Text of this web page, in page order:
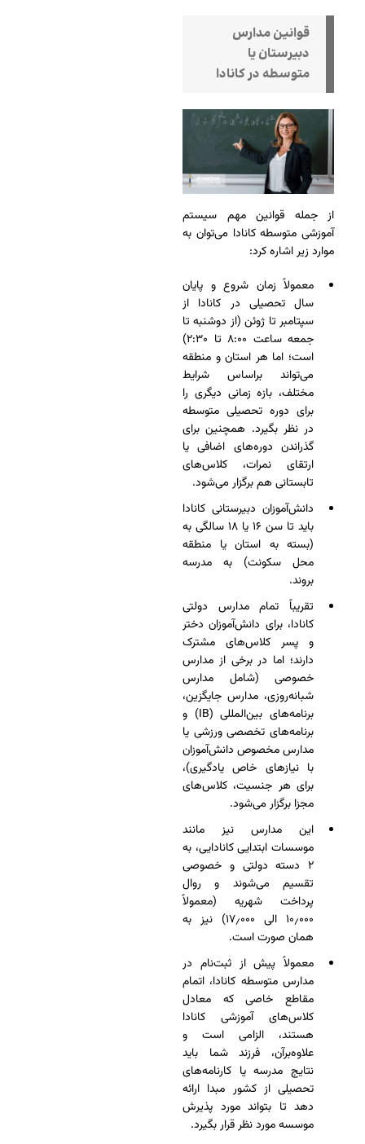
قوانین مدارس
دبیرستان یا
متوسطه در کانادا
از جمله قوانین مهم سیستم
آموزشی متوسطه کانادا می‌توان به
موارد زیر اشاره کرد:
معمولاً زمان شروع و پایان
سال تحصیلی در کانادا از
سپتامبر تا ژوئن (از دوشنبه تا
جمعه ساعت ۸:۰۰ تا ۲:۳۰)
است؛ اما هر استان و منطقه
می‌تواند براساس شرایط
مختلف، بازه زمانی دیگری را
برای دوره تحصیلی متوسطه
در نظر بگیرد. همچنین برای
گذراندن دوره‌های اضافی یا
ارتقای نمرات، کلاس‌های
تابستانی هم برگزار می‌شود.
دانش‌آموزان دبیرستانی کانادا
باید تا سن ۱۶ یا ۱۸ سالگی به
(بسته به استان یا منطقه
محل سکونت) به مدرسه
بروند.
تقریباً تمام مدارس دولتی
کانادا، برای دانش‌آموزان دختر
و پسر کلاس‌های مشترک
دارند؛ اما در برخی از مدارس
خصوصی (شامل مدارس
شبانه‌روزی، مدارس جایگزین،
برنامه‌های بین‌المللی (IB) و
برنامه‌های تخصصی ورزشی یا
مدارس مخصوص دانش‌آموزان
با نیازهای خاص یادگیری)،
برای هر جنسیت، کلاس‌های
مجزا برگزار می‌شود.
این مدارس نیز مانند
موسسات ابتدایی کانادایی، به
۲ دسته دولتی و خصوصی
تقسیم می‌شوند و روال
پرداخت شهریه (معمولاً
۱۰٫۰۰۰ الی ۱۷٫۰۰۰) نیز به
همان صورت است.
معمولاً پیش از ثبت‌نام در
مدارس متوسطه کانادا، اتمام
مقاطع خاصی که معادل
کلاس‌های آموزشی کانادا
هستند، الزامی است و
علاوه‌برآن، فرزند شما باید
نتایج مدرسه یا کارنامه‌های
تحصیلی از کشور مبدا ارائه
دهد تا بتواند مورد پذیرش
موسسه مورد نظر قرار بگیرد.